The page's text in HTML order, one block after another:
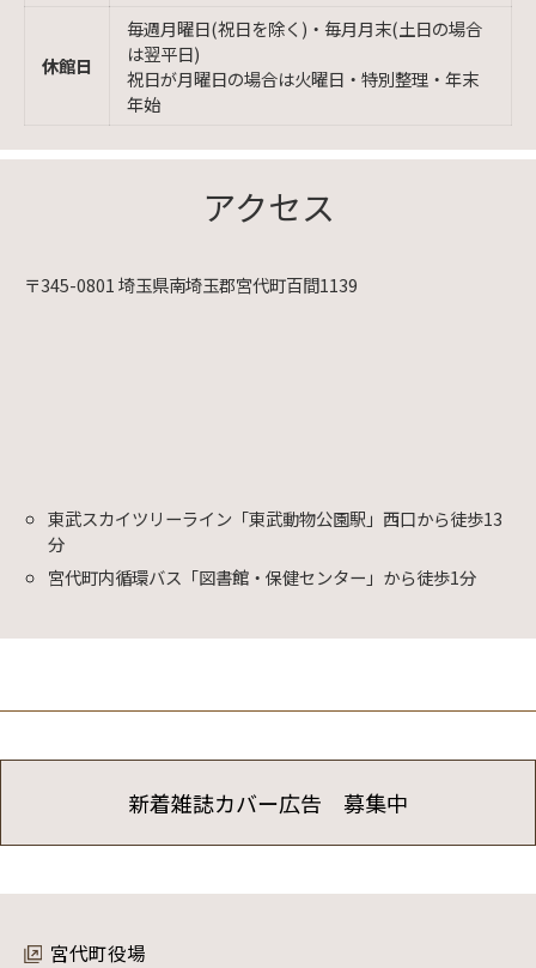
休館日
毎週月曜日(祝日を除く)・毎月月末(土日の場合
は翌平日)
祝日が月曜日の場合は火曜日・特別整理・年末
年始
アクセス
〒345-0801 埼玉県南埼玉郡宮代町百間1139
東武スカイツリーライン「東武動物公園駅」西口から徒歩13
分
宮代町内循環バス「図書館・保健センター」から徒歩1分
新着雑誌カバー広告 募集中
宮代町役場